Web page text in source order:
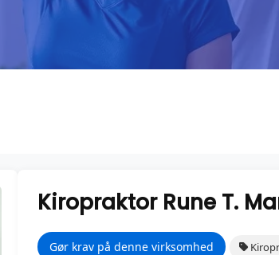
Kiropraktor Rune T.
Gør krav på denne virksomhed